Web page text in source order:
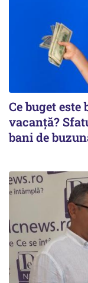
Ce buget
vacanță?
bani de